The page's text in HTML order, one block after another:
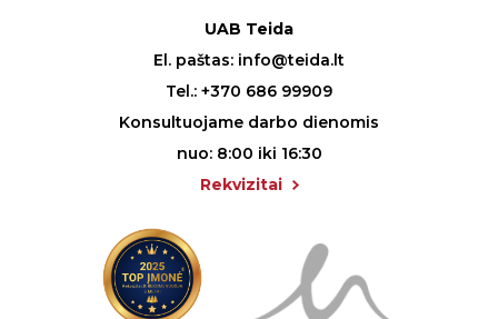
UAB Teida
El. paštas: info@teida.lt
Tel.: +370 686 99909
Konsultuojame darbo dienomis
nuo: 8:00 iki 16:30
Rekvizitai